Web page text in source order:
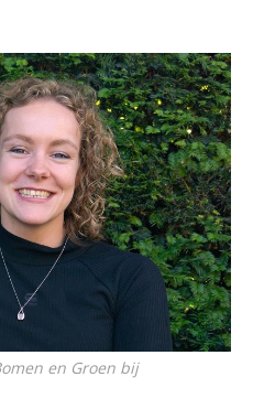
en Groen bij